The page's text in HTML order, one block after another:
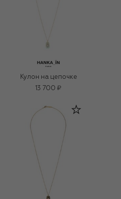
Кулон на цепочке
13 700 ₽